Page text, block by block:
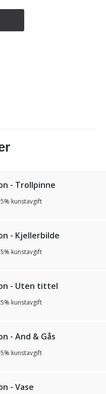
- Trollpinne
kunstavgift
- Kjellerbilde
kunstavgift
- Uten tittel
kunstavgift
- And & Gås
kunstavgift
- Vase